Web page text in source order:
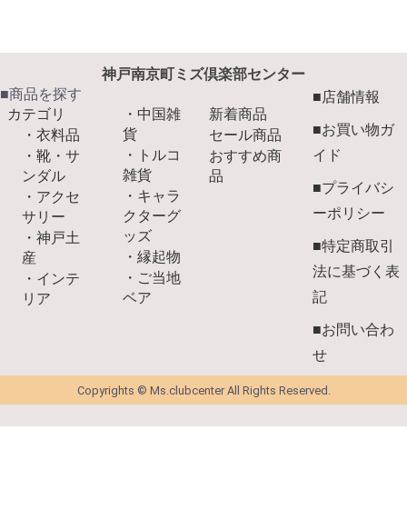
神戸南京町ミズ倶楽部センター
■商品を探す
カテゴリ
・衣料品
・靴・サ
ンダル
・アクセ
サリー
・神戸土
産
・インテ
リア
・中国雑
貨
・トルコ
雑貨
・キャラ
クターグ
ッズ
・縁起物
・ご当地
ベア
新着商品
セール商品
おすすめ商
品
■店舗情報
■お買い物ガ
イド
■プライバシ
ーポリシー
■特定商取引
法に基づく表
記
■お問い合わ
せ
Copyrights © Ms.clubcenter All Rights Reserved.